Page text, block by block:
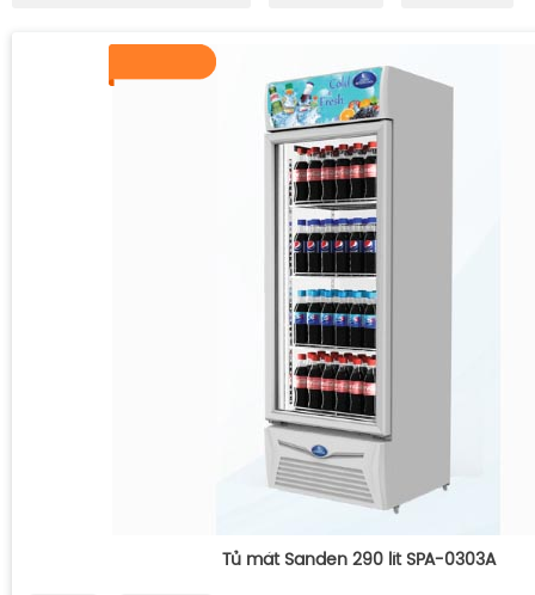
Tủ mát Sanden 290 lít SPA-0303A